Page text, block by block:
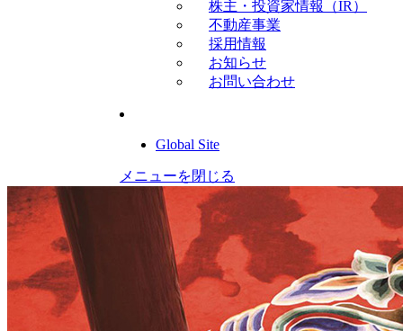
株主・投資家情報（IR）
不動産事業
採用情報
お知らせ
お問い合わせ
Global Site
メニューを閉じる